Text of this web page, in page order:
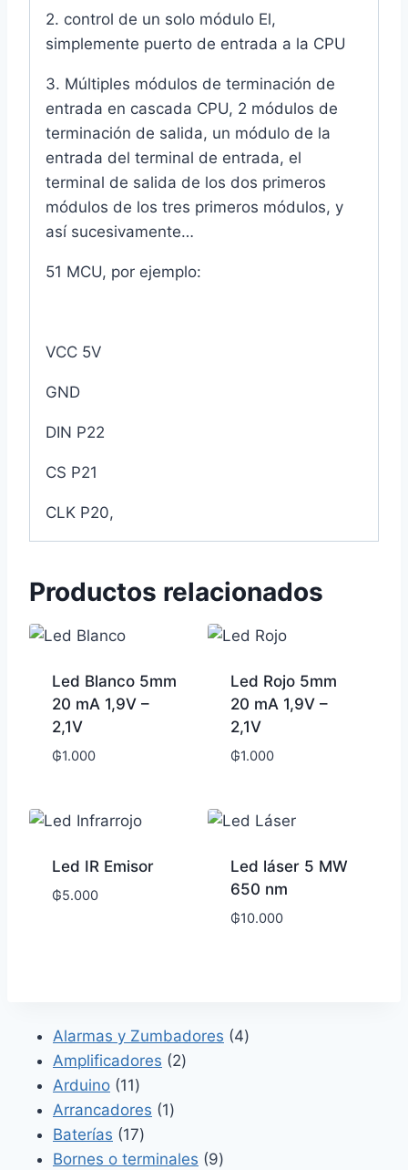
2. control de un solo módulo El,
simplemente puerto de entrada a la CPU
3. Múltiples módulos de terminación de
entrada en cascada CPU, 2 módulos de
terminación de salida, un módulo de la
entrada del terminal de entrada, el
terminal de salida de los dos primeros
módulos de los tres primeros módulos, y
así sucesivamente…
51 MCU, por ejemplo:
VCC 5V
GND
DIN P22
CS P21
CLK P20,
Productos relacionados
Led Blanco 5mm
20 mA 1,9V –
2,1V
₲1.000
Led Rojo 5mm
20 mA 1,9V –
2,1V
₲1.000
Led IR Emisor
₲5.000
Led láser 5 MW
650 nm
₲10.000
Alarmas y Zumbadores 44
Amplificadores 22
Arduino 1111
productos
Arrancadores 11
Baterías 1717
productos
Bornes o terminales 99